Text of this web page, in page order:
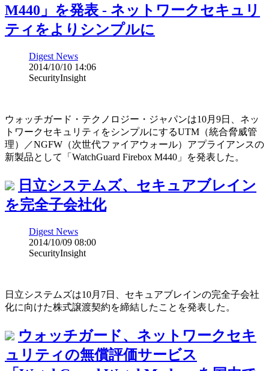
M440」を発表 - ネットワークセキュリ
ティをよりシンプルに
Digest News
2014/10/10 14:06
SecurityInsight
ウォッチガード・テクノロジー・ジャパンは10月9日、ネッ
トワークセキュリティをシンプルにするUTM（統合脅威管
理）／NGFW（次世代ファイアウォール）アプライアンスの
新製品として「WatchGuard Firebox M440」を発表した。
日立システムズ、セキュアブレイン
を完全子会社化
Digest News
2014/10/09 08:00
SecurityInsight
日立システムズは10月7日、セキュアブレインの完全子会社
化に向けた株式譲渡契約を締結したことを発表した。
ウォッチガード、ネットワークセキ
ュリティの無償評価サービス